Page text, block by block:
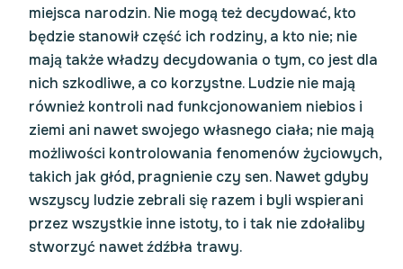
miejsca narodzin. Nie mogą też decydować, kto
będzie stanowił część ich rodziny, a kto nie; nie
mają także władzy decydowania o tym, co jest dla
nich szkodliwe, a co korzystne. Ludzie nie mają
również kontroli nad funkcjonowaniem niebios i
ziemi ani nawet swojego własnego ciała; nie mają
możliwości kontrolowania fenomenów życiowych,
takich jak głód, pragnienie czy sen. Nawet gdyby
wszyscy ludzie zebrali się razem i byli wspierani
przez wszystkie inne istoty, to i tak nie zdołaliby
stworzyć nawet źdźbła trawy.